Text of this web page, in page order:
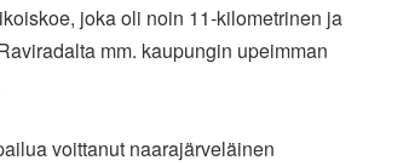
joka oli noin 11-kilometrinen ja
mm. kaupungin upeimman
voittanut naarajärveläinen